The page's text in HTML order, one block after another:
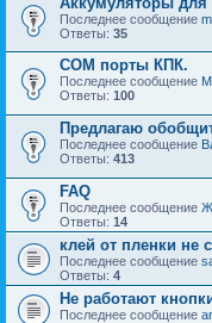
Последнее сообщение
Ответы: 35
COM порты КПК.
Последнее сообщение
Ответы: 100
Предлагаю
Последнее сообщение
Ответы: 413
FAQ
Последнее сообщение
Ответы: 14
клей от пленки не
Последнее сообщение
Ответы: 4
Не работают
Последнее сообщение